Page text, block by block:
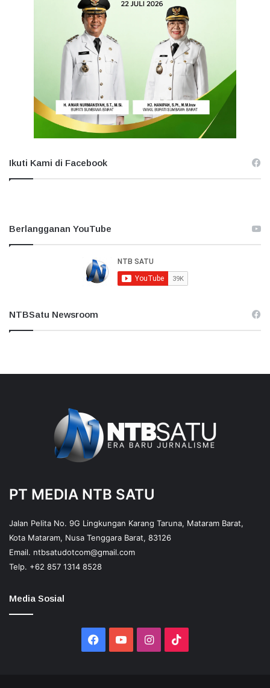
Ikuti Kami di Facebook
Berlangganan YouTube
NTBSatu Newsroom
PT MEDIA NTB SATU
Jalan Pelita No. 9G Lingkungan Karang Taruna, Mataram Barat,
Kota Mataram, Nusa Tenggara Barat, 83126
Email. ntbsatudotcom@gmail.com
Telp. +62 857 1314 8528
Media Sosial
Facebook
YouTubeInstagram